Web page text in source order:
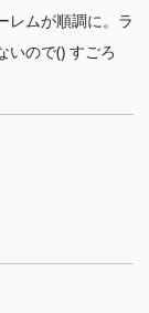
レムが順調に。ラ
いので() すごろ